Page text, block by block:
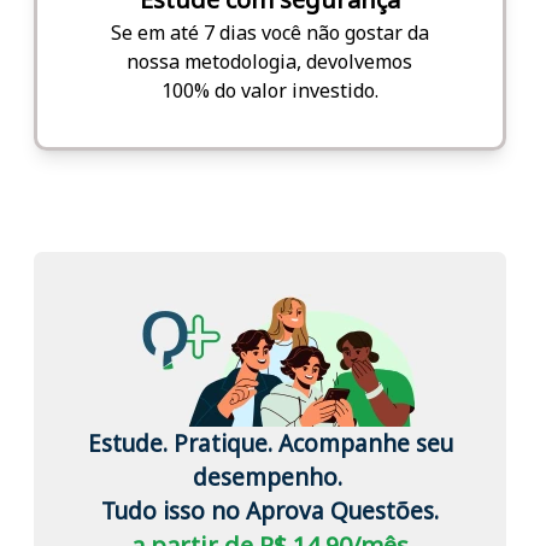
Se em até 7 dias você não gostar da
nossa metodologia, devolvemos
100% do valor investido.
Estude. Pratique. Acompanhe seu
desempenho.
Tudo isso no Aprova Questões.